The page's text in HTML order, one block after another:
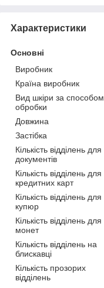
Характеристики
Основні
Виробник
Країна виробник
Вид шкіри за способом
обробки
Довжина
Застібка
Кількість відділень для
документів
Кількість відділень для
кредитних карт
Кількість відділень для
купюр
Кількість відділень для
монет
Кількість відділень на
блискавці
Кількість прозорих
відділень